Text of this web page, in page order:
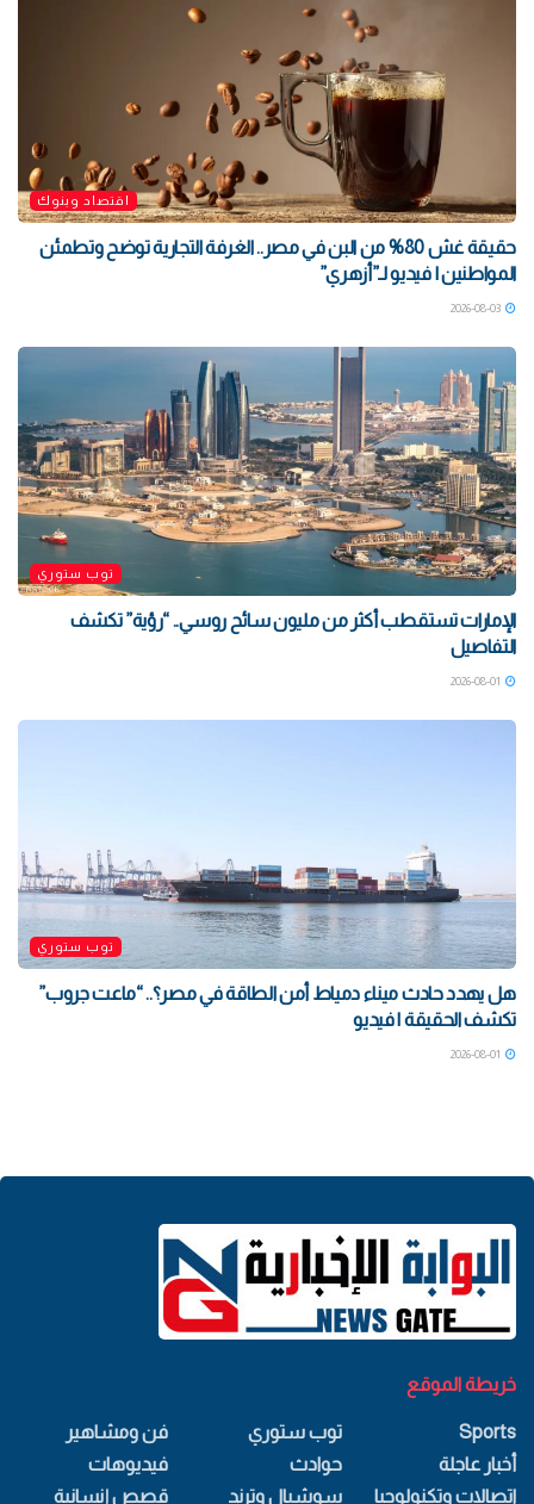
اقتصاد وبنوك
حقيقة غش 80% من البن في مصر.. الغرفة التجارية توضح وتطمئن
المواطنين | فيديو لـ”أزهري”
توب ستوري
الإمارات تستقطب أكثر من مليون سائح روسي.. “رؤية” تكشف
التفاصيل
توب ستوري
هل يهدد حادث ميناء دمياط أمن الطاقة في مصر؟.. “ماعت جروب”
تكشف الحقيقة | فيديو
خريطة الموقع
Sports
أخبار عاجلة
اتصالات وتكنولوجيا
توب ستوري
حوادث
سوشيال وترند
فن ومشاهير
فيديوهات
قصص إنسانية